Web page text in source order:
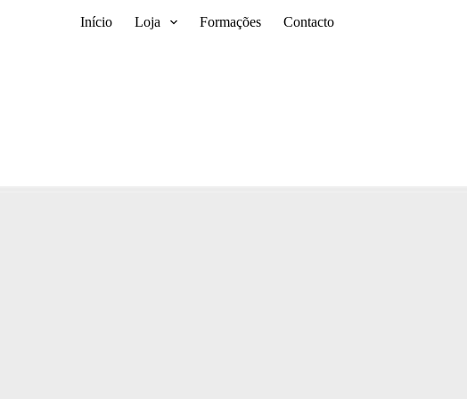
Início Loja Formações Contacto